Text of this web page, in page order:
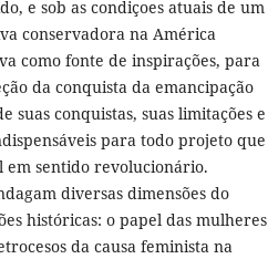
e sob as condiçoes atuais de um
conservadora na América
como fonte de inspirações, para
da conquista da emancipação
suas conquistas, suas limitações e
para todo projeto que
em sentido revolucionário.
diversas dimensões do
históricas: o papel das mulheres
da causa feminista na